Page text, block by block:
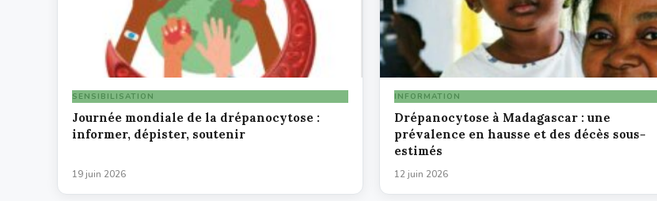
SENSIBILISATION
Journée mondiale de la drépanocytose :
informer, dépister, soutenir
19 juin 2026
INFORMATION
Drépanocytose à Madagascar : une
prévalence en hausse et des décès sous-
estimés
12 juin 2026